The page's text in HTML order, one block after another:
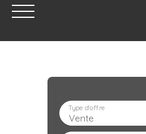
ACCUEIL
Vente
Type d'offre